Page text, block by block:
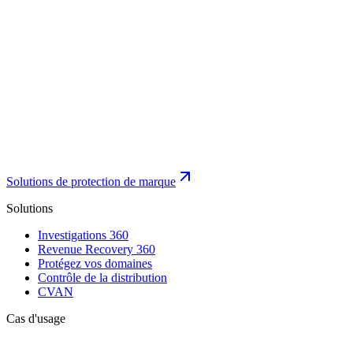
Solutions de protection de marque
Solutions
Investigations 360
Revenue Recovery 360
Protégez vos domaines
Contrôle de la distribution
CVAN
Cas d'usage